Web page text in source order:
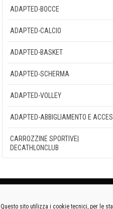
Questo sito utilizza i cookie tecnici, per le
ADAPTED-BOCCE
ADAPTED-CALCIO
ADAPTED-BASKET
ADAPTED-SCHERMA
ADAPTED-VOLLEY
ADAPTED-ABBIGLIAMENTO E
CARROZZINE SPORTIVE|
DECATHLONCLUB